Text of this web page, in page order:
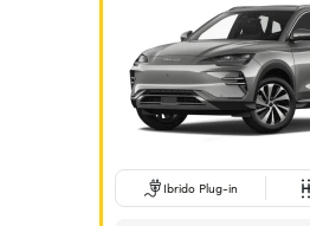
Ibrido Plug-in